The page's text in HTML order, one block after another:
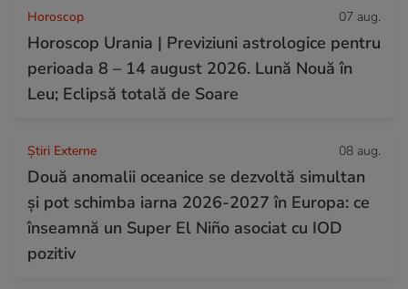
Horoscop 07 aug.
Horoscop Urania | Previziuni astrologice pentru
perioada 8 – 14 august 2026. Lună Nouă în
Leu; Eclipsă totală de Soare
Știri Externe 08 aug.
Două anomalii oceanice se dezvoltă simultan
și pot schimba iarna 2026-2027 în Europa: ce
înseamnă un Super El Niño asociat cu IOD
pozitiv